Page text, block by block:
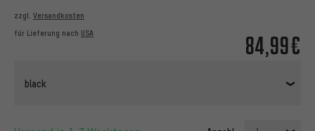
84,99€
zzgl. Versandkosten
für Lieferung nach USA
black